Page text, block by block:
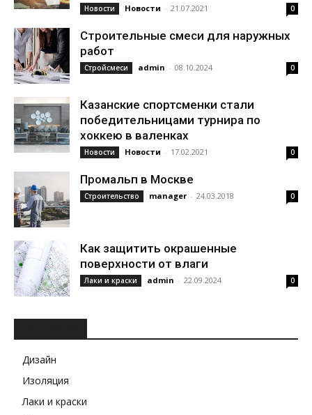
Новости Новости - 21.07.2021 0
Строительные смеси для наружных
работ
Стройсмеси admin - 08.10.2024 0
Казанские спортсменки стали
победительницами турнира по
хоккею в валенках
Новости Новости - 17.02.2021 0
Промальп в Москве
Строительство manager - 24.03.2018 0
Как защитить окрашенные
поверхности от влаги
Лаки и краски admin - 22.09.2024 0
Дизайн
Изоляция
Лаки и краски